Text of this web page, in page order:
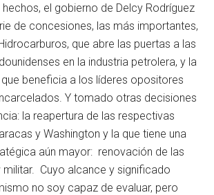
el gobierno de Delcy Rodríguez
de concesiones, las más importantes,
que abre las puertas a las
en la industria petrolera, y la
que beneficia a los líderes opositores
Y tomado otras decisiones
la reapertura de las respectivas
y Washington y la que tiene una
aún mayor: renovación de las
militar. Cuyo alcance y significado
no soy capaz de evaluar, pero